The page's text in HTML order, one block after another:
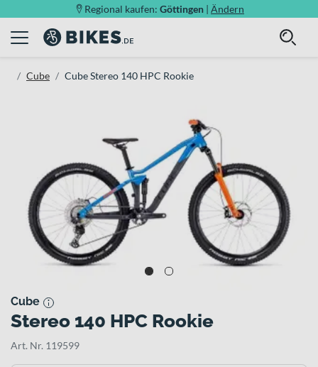
Regional kaufen: Göttingen | Ändern
Cube Cube Stereo 140 HPC Rookie
Cube
Stereo 140 HPC Rookie
Art. Nr. 119599